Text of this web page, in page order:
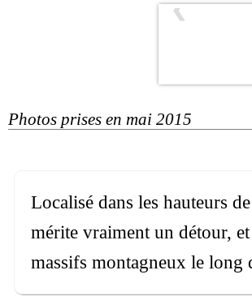
❮
Photos prises en mai 2015
Localisé dans les hauteurs
mérite vraiment un détour,
massifs montagneux le long